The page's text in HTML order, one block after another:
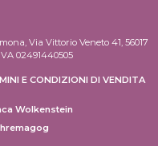
Via Vittorio Veneto 41, 56017
02491440505
E CONDIZIONI DI VENDITA
Wolkenstein